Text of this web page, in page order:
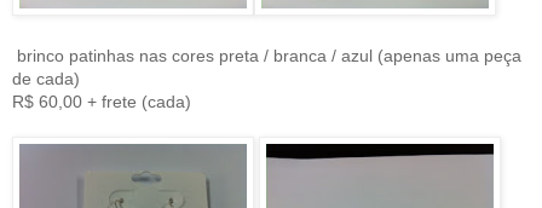
brinco patinhas nas cores preta / branca / azul (apenas uma peça
de cada)
R$ 60,00 + frete (cada)